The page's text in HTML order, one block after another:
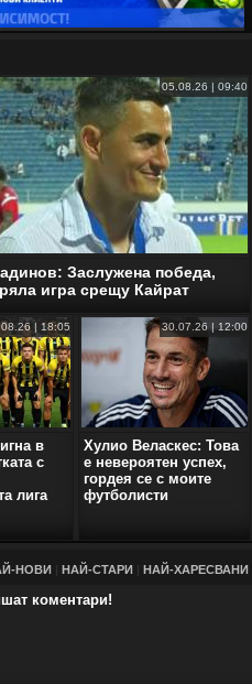
05.08.26 | 09:40
Заслужена победа,
игра срещу Кайрат
| 18:05
в
с
лига
30.07.26 | 12:00
Хулио Веласкес: Това
е невероятен успех,
гордея се с моите
футболисти
НОВИ НАЙ-СТАРИ НАЙ-ХАРЕСВАНИ
коментари!